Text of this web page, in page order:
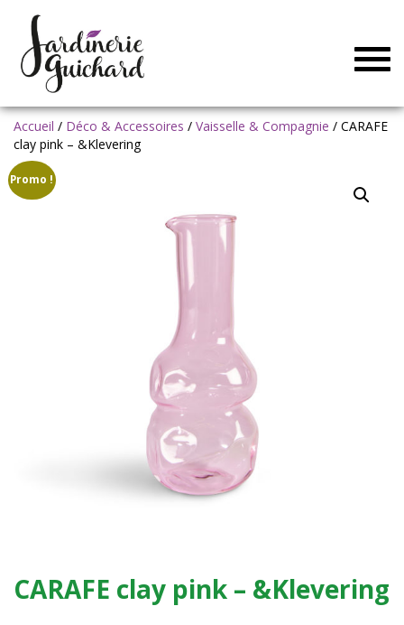
Accueil / Déco & Accessoires / Vaisselle & Compagnie / CARAFE
clay pink – &Klevering
Promo !
CARAFE clay pink – &Klevering